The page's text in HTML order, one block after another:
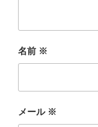
名前 ※
メール ※